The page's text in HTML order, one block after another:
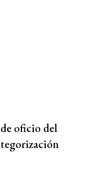
oficio del